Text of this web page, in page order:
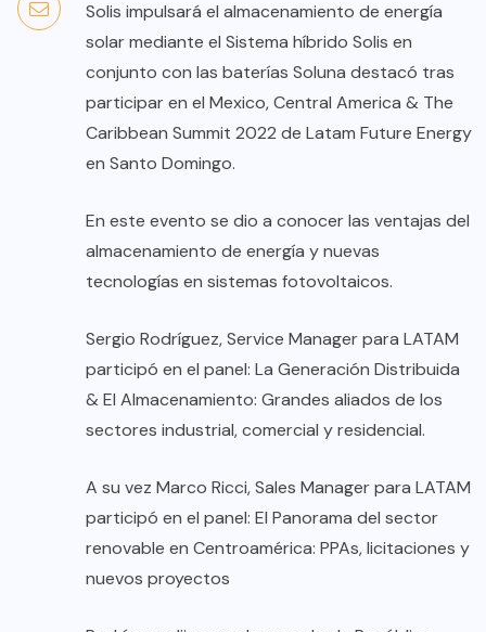
Solis impulsará el almacenamiento de energía
solar mediante el Sistema híbrido Solis en
conjunto con las baterías Soluna destacó tras
participar en el Mexico, Central America & The
Caribbean Summit 2022 de Latam Future Energy
en Santo Domingo.
En este evento se dio a conocer las ventajas del
almacenamiento de energía y nuevas
tecnologías en sistemas fotovoltaicos.
Sergio Rodríguez, Service Manager para LATAM
participó en el panel: La Generación Distribuida
& El Almacenamiento: Grandes aliados de los
sectores industrial, comercial y residencial.
A su vez Marco Ricci, Sales Manager para LATAM
participó en el panel: El Panorama del sector
renovable en Centroamérica: PPAs, licitaciones y
nuevos proyectos